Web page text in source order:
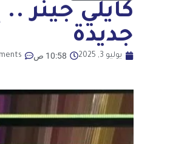
كايلي جينر
جديدة
يوليو 3, 2025 10:58 ص